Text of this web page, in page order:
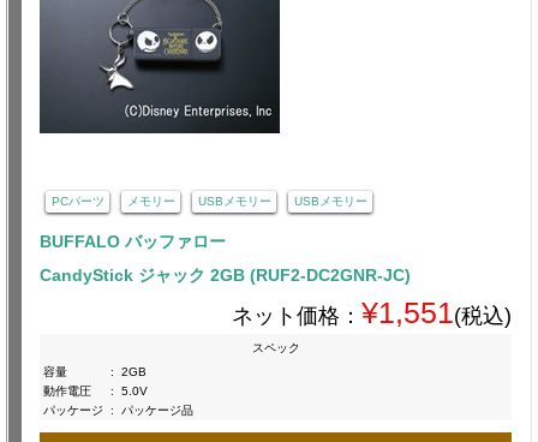
PCパーツ メモリー USBメモリー USBメモリー
BUFFALO バッファロー
CandyStick ジャック 2GB (RUF2-DC2GNR-JC)
ネット価格： ¥1,551(税込)
スペック
容量
:
2GB
動作電圧
:
5.0V
パッケージ
: パッケージ品